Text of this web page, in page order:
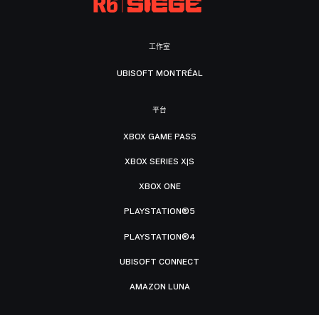
工作室
UBISOFT MONTRÉAL
平台
XBOX GAME PASS
XBOX SERIES X|S
XBOX ONE
PLAYSTATION®5
PLAYSTATION®4
UBISOFT CONNECT
AMAZON LUNA